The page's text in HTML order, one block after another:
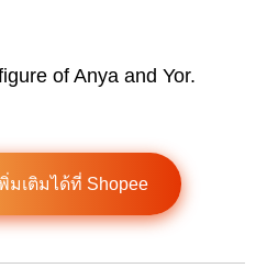
of Anya and Yor.
มเติมได้ที่ Shopee